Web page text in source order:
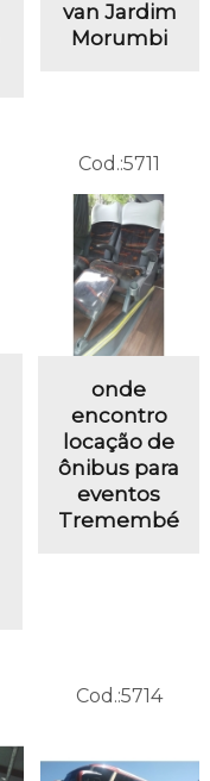
van Jardim
Morumbi
Cod.:5711
onde
encontro
locação de
ônibus para
eventos
Tremembé
Cod.:5714